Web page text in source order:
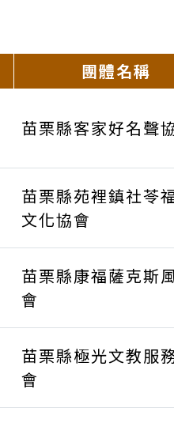
團體名稱
苗栗縣客家好名聲
苗栗縣苑裡鎮社苓
文化協會
苗栗縣康福薩克斯
會
苗栗縣極光文教服
會